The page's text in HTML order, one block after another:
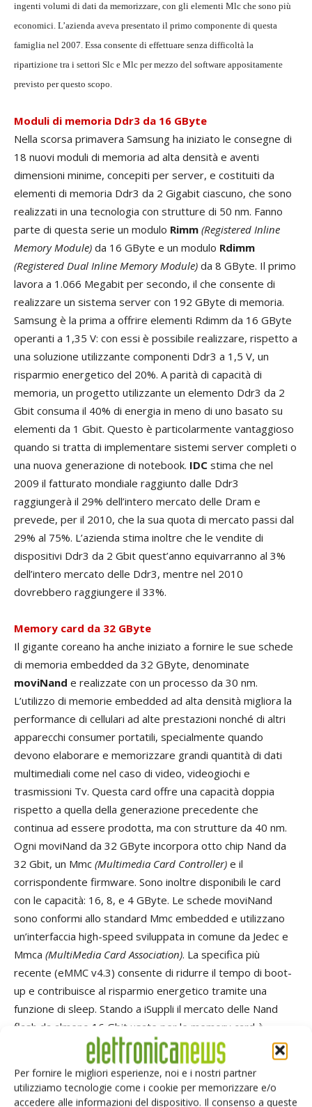
Per fornire le migliori esperienze, noi e i nostri partner
utilizziamo tecnologie come i cookie per memorizzare e/o
accedere alle informazioni del dispositivo. Il consenso a queste
ingenti volumi di dati da memorizzare, con gli elementi Mlc che sono più
economici. L’azienda aveva presentato il primo componente di questa
famiglia nel 2007. Essa consente di effettuare senza difficoltà la
ripartizione tra i settori Slc e Mlc per mezzo del software appositamente
previsto per questo scopo.
Moduli di memoria Ddr3 da 16 GByte
Nella scorsa primavera Samsung ha iniziato le consegne di
18 nuovi moduli di memoria ad alta densità e aventi
dimensioni minime, concepiti per server, e costituiti da
elementi di memoria Ddr3 da 2 Gigabit ciascuno, che sono
realizzati in una tecnologia con strutture di 50 nm. Fanno
parte di questa serie un modulo Rimm (Registered Inline
Memory Module) da 16 GByte e un modulo Rdimm
(Registered Dual Inline Memory Module) da 8 GByte. Il primo
lavora a 1.066 Megabit per secondo, il che consente di
realizzare un sistema server con 192 GByte di memoria.
Samsung è la prima a offrire elementi Rdimm da 16 GByte
operanti a 1,35 V: con essi è possibile realizzare, rispetto a
una soluzione utilizzante componenti Ddr3 a 1,5 V, un
risparmio energetico del 20%. A parità di capacità di
memoria, un progetto utilizzante un elemento Ddr3 da 2
Gbit consuma il 40% di energia in meno di uno basato su
elementi da 1 Gbit. Questo è particolarmente vantaggioso
quando si tratta di implementare sistemi server completi o
una nuova generazione di notebook. IDC stima che nel
2009 il fatturato mondiale raggiunto dalle Ddr3
raggiungerà il 29% dell’intero mercato delle Dram e
prevede, per il 2010, che la sua quota di mercato passi dal
29% al 75%. L’azienda stima inoltre che le vendite di
dispositivi Ddr3 da 2 Gbit quest’anno equivarranno al 3%
dell’intero mercato delle Ddr3, mentre nel 2010
dovrebbero raggiungere il 33%.
Memory card da 32 GByte
Il gigante coreano ha anche iniziato a fornire le sue schede
di memoria embedded da 32 GByte, denominate
moviNand e realizzate con un processo da 30 nm.
L’utilizzo di memorie embedded ad alta densità migliora la
performance di cellulari ad alte prestazioni nonché di altri
apparecchi consumer portatili, specialmente quando
devono elaborare e memorizzare grandi quantità di dati
multimediali come nel caso di video, videogiochi e
trasmissioni Tv. Questa card offre una capacità doppia
rispetto a quella della generazione precedente che
continua ad essere prodotta, ma con strutture da 40 nm.
Ogni moviNand da 32 GByte incorpora otto chip Nand da
32 Gbit, un Mmc (Multimedia Card Controller) e il
corrispondente firmware. Sono inoltre disponibili le card
con le capacità: 16, 8, e 4 GByte. Le schede moviNand
sono conformi allo standard Mmc embedded e utilizzano
un’interfaccia high-speed sviluppata in comune da Jedec e
Mmca (MultiMedia Card Association). La specifica più
recente (eMMC v4.3) consente di ridurre il tempo di boot-
up e contribuisce al risparmio energetico tramite una
funzione di sleep. Stando a iSuppli il mercato delle Nand
flash da almeno 16 Gbit usate per le memory card è
destinato a passare dai 120 milioni di unità nel 2009 ai 950
milioni nel 2013, che equivarranno così al 72% delle schede
vendute. iSuppli stima che il mercato mondiale delle
memorie Dram e Nand abbia raggiunto il minimo nel primo